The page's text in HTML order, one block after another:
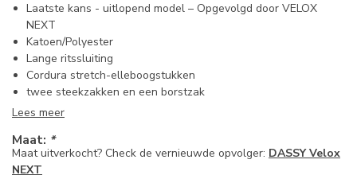
Laatste kans - uitlopend model – Opgevolgd door VELOX
NEXT
Katoen/Polyester
Lange ritssluiting
Cordura stretch-elleboogstukken
twee steekzakken en een borstzak
Lees meer
Maat uitverkocht? Check de vernieuwde opvolger: DASSY Velox
NEXT
Maat: *